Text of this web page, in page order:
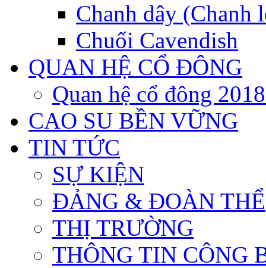
Chanh dây (Chanh
Chuối Cavendish
QUAN HỆ CỔ ĐÔNG
Quan hệ cổ đông
CAO SU BỀN VỮNG
TIN TỨC
SỰ KIỆN
ĐẢNG & ĐOÀN THỂ
THỊ TRƯỜNG
THÔNG TIN CÔNG